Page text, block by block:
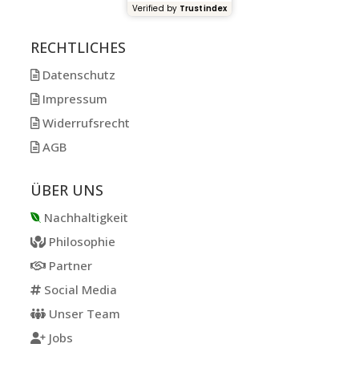
Verified by Trustindex
RECHTLICHES
Datenschutz
Impressum
Widerrufsrecht
AGB
ÜBER UNS
Nachhaltigkeit
Philosophie
Partner
Social Media
Unser Team
Jobs